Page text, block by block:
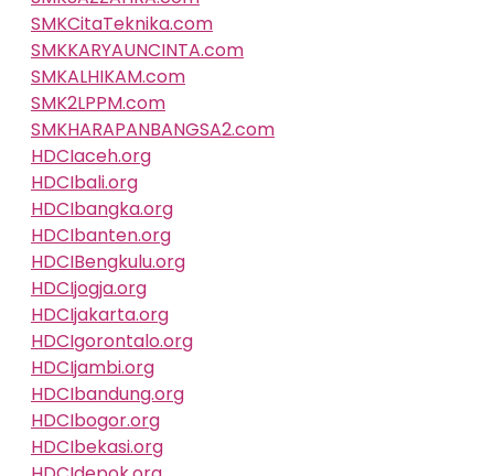
SMKCitaTeknika.com
SMKKARYAUNCINTA.com
SMKALHIKAM.com
SMK2LPPM.com
SMKHARAPANBANGSA2.com
HDCIaceh.org
HDCIbali.org
HDCIbangka.org
HDCIbanten.org
HDCIBengkulu.org
HDCIjogja.org
HDCIjakarta.org
HDCIgorontalo.org
HDCIjambi.org
HDCIbandung.org
HDCIbogor.org
HDCIbekasi.org